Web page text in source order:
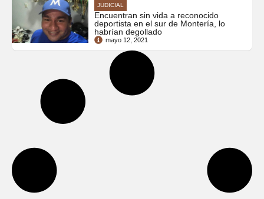
JUDICIAL
Encuentran sin vida a reconocido
deportista en el sur de Montería, lo
habrían degollado
mayo 12, 2021